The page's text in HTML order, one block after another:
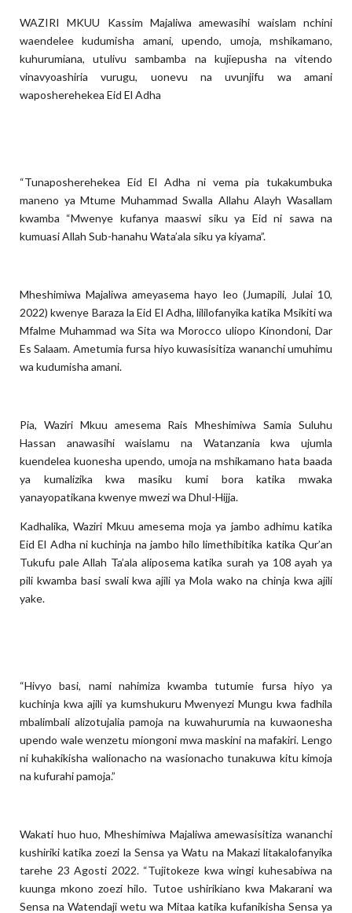
WAZIRI MKUU Kassim Majaliwa amewasihi waislam nchini
waendelee kudumisha amani, upendo, umoja, mshikamano,
kuhurumiana, utulivu sambamba na kujiepusha na vitendo
vinavyoashiria vurugu, uonevu na uvunjifu wa amani
waposherehekea Eid El Adha
“Tunaposherehekea Eid El Adha ni vema pia tukakumbuka
maneno ya Mtume Muhammad Swalla Allahu Alayh Wasallam
kwamba “Mwenye kufanya maaswi siku ya Eid ni sawa na
kumuasi Allah Sub-hanahu Wata’ala siku ya kiyama”.
Mheshimiwa Majaliwa ameyasema hayo leo (Jumapili, Julai 10,
2022) kwenye Baraza la Eid El Adha, lililofanyika katika Msikiti wa
Mfalme Muhammad wa Sita wa Morocco uliopo Kinondoni, Dar
Es Salaam. Ametumia fursa hiyo kuwasisitiza wananchi umuhimu
wa kudumisha amani.
Pia, Waziri Mkuu amesema Rais Mheshimiwa Samia Suluhu
Hassan anawasihi waislamu na Watanzania kwa ujumla
kuendelea kuonesha upendo, umoja na mshikamano hata baada
ya kumalizika kwa masiku kumi bora katika mwaka
yanayopatikana kwenye mwezi wa Dhul-Hijja.
Kadhalika, Waziri Mkuu amesema moja ya jambo adhimu katika
Eid El Adha ni kuchinja na jambo hilo limethibitika katika Qur’an
Tukufu pale Allah Ta’ala aliposema katika surah ya 108 ayah ya
pili kwamba basi swali kwa ajili ya Mola wako na chinja kwa ajili
yake.
“Hivyo basi, nami nahimiza kwamba tutumie fursa hiyo ya
kuchinja kwa ajili ya kumshukuru Mwenyezi Mungu kwa fadhila
mbalimbali alizotujalia pamoja na kuwahurumia na kuwaonesha
upendo wale wenzetu miongoni mwa maskini na mafakiri. Lengo
ni kuhakikisha walionacho na wasionacho tunakuwa kitu kimoja
na kufurahi pamoja.”
Wakati huo huo, Mheshimiwa Majaliwa amewasisitiza wananchi
kushiriki katika zoezi la Sensa ya Watu na Makazi litakalofanyika
tarehe 23 Agosti 2022. “Tujitokeze kwa wingi kuhesabiwa na
kuunga mkono zoezi hilo. Tutoe ushirikiano kwa Makarani wa
Sensa na Watendaji wetu wa Mitaa katika kufanikisha Sensa ya